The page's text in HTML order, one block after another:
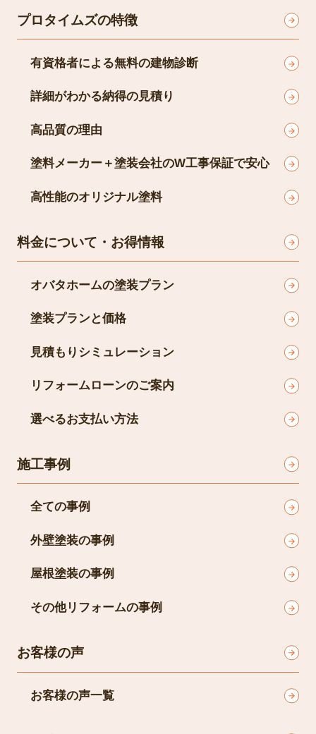
プロタイムズの特徴
有資格者による無料の建物診断
詳細がわかる納得の見積り
高品質の理由
塗料メーカー＋塗装会社のW工事保証で安心
高性能のオリジナル塗料
料金について・お得情報
オバタホームの塗装プラン
塗装プランと価格
見積もりシミュレーション
リフォームローンのご案内
選べるお支払い方法
施工事例
全ての事例
外壁塗装の事例
屋根塗装の事例
その他リフォームの事例
お客様の声
お客様の声一覧